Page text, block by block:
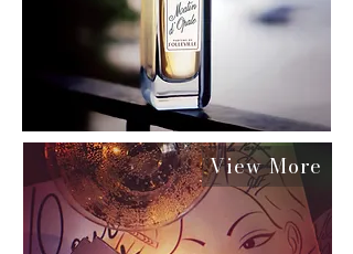
View More